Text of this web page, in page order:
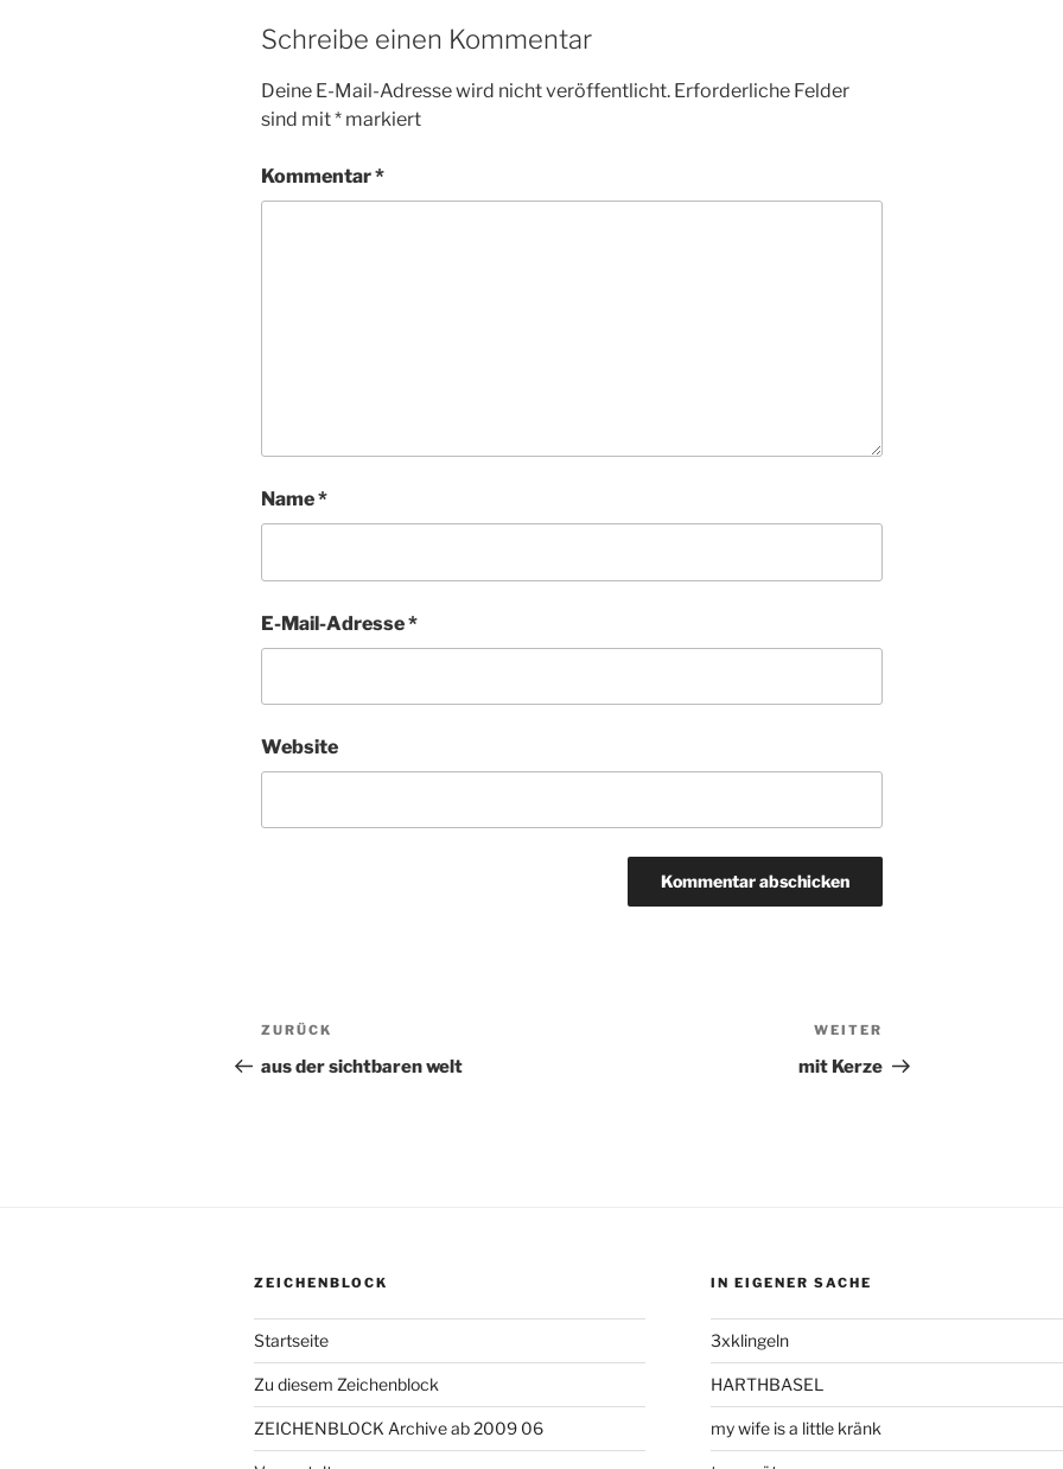
Schreibe einen Kommentar
Deine E-Mail-Adresse wird nicht veröffentlicht. Erforderliche Felder
sind mit* markiert
Kommentar*
Name*
E-Mail-Adresse*
Website
Beitragsnavigation
Vorheriger
Beitrag
ZURÜCK
aus der sichtbaren welt
Beitrag
WEITER
mit Kerze
ZEICHENBLOCK
Startseite
Zu diesem Zeichenblock
ZEICHENBLOCK Archive ab 2009 06
IN EIGENER SACHE
3xklingeln
HARTHBASEL
my wife is a little kränk